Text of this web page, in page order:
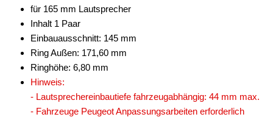
für 165 mm Lautsprecher
Inhalt 1 Paar
Einbauausschnitt: 145 mm
Ring Außen: 171,60 mm
Ringhöhe: 6,80 mm
Hinweis:
- Lautsprechereinbautiefe fahrzeugabhängig: 44 mm max.
- Fahrzeuge Peugeot Anpassungsarbeiten erforderlich